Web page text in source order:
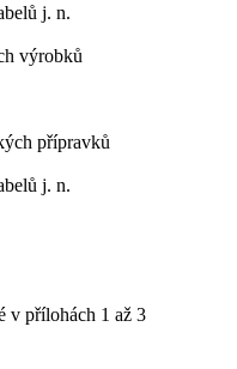
j. n.
výrobků
přípravků
j. n.
v přílohách 1 až 3